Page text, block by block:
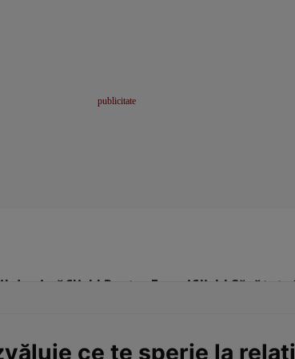
de viațăClick! Pentru FemeiClick! Sănătate
ce te sperie la